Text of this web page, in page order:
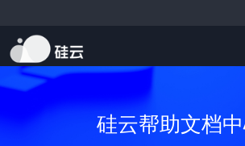
硅云帮助文档